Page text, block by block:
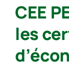
CEE
les